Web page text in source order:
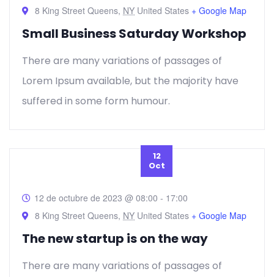
8 King Street Queens, NY United States + Google Map
Small Business Saturday Workshop
There are many variations of passages of
Lorem Ipsum available, but the majority have
suffered in some form humour.
12
Oct
12 de octubre de 2023 @ 08:00 - 17:00
8 King Street Queens, NY United States + Google Map
The new startup is on the way
There are many variations of passages of